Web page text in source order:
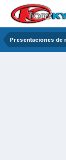
Presentaciones de